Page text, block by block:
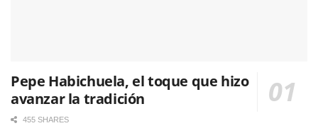
Pepe Habichuela, el toque que hizo
avanzar la tradición
455 SHARES